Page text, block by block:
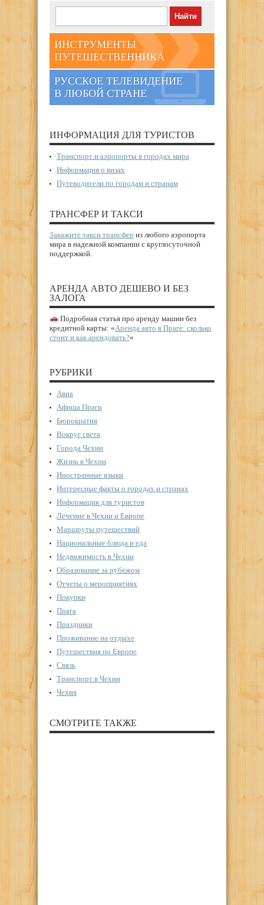
ИНСТРУМЕНТЫ
ПУТЕШЕСТВЕННИКА
РУССКОЕ ТЕЛЕВИДЕНИЕ
В ЛЮБОЙ СТРАНЕ
ИНФОРМАЦИЯ ДЛЯ ТУРИСТОВ
Транспорт и аэропорты в городах мира
Информация о визах
Путеводители по городам и странам
ТРАНСФЕР И ТАКСИ
Закажите такси трансфер из любого аэропорта
мира в надежной компании с круглосуточной
поддержкой.
АРЕНДА АВТО ДЕШЕВО И БЕЗ
ЗАЛОГА
Подробная статья про аренду машин без
кредитной карты: «Аренда авто в Праге: сколько
стоит и как арендовать?«
РУБРИКИ
Авиа
Афиша Праги
Бюрократия
Вокруг света
Города Чехии
Жизнь в Чехии
Иностранные языки
Интересные факты о городах и странах
Информация для туристов
Лечение в Чехии и Европе
Маршруты путешествий
Национальные блюда и еда
Недвижимость в Чехии
Образование за рубежом
Отчеты о мероприятиях
Покупки
Прага
Праздники
Проживание на отдыхе
Путешествия по Европе
Связь
Транспорт в Чехии
Чехия
СМОТРИТЕ ТАКЖЕ